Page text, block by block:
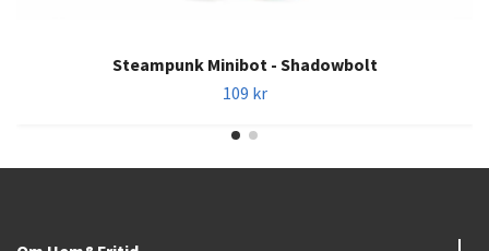
Steampunk Minibot - Shadowbolt
109 kr